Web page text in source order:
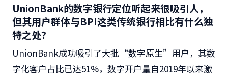
UnionBank的数字银行定位听起来很吸引人，
但其用户群体与BPI这类传统银行相比有什么独
特之处？
UnionBank成功吸引了大批“数字原生”用户，其数
字化客户占比已达51%，数字开户量自2019年以来激